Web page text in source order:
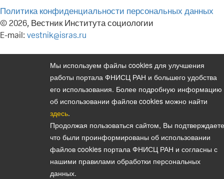
Политика конфиденциальности персональных данных
© 2026, Вестник Института социологии
E-mail: vestnik@isras.ru
Мы используем файлы cookies для улучшения
работы портала ФНИСЦ РАН и большего удобства
его использования. Более подробную информацию
об использовании файлов cookies можно найти
здесь.
Продолжая пользоваться сайтом, Вы
что были проинформированы об использовании
файлов cookies портала ФНИСЦ РАН и согласны с
нашими правилами обработки персональных
данных.